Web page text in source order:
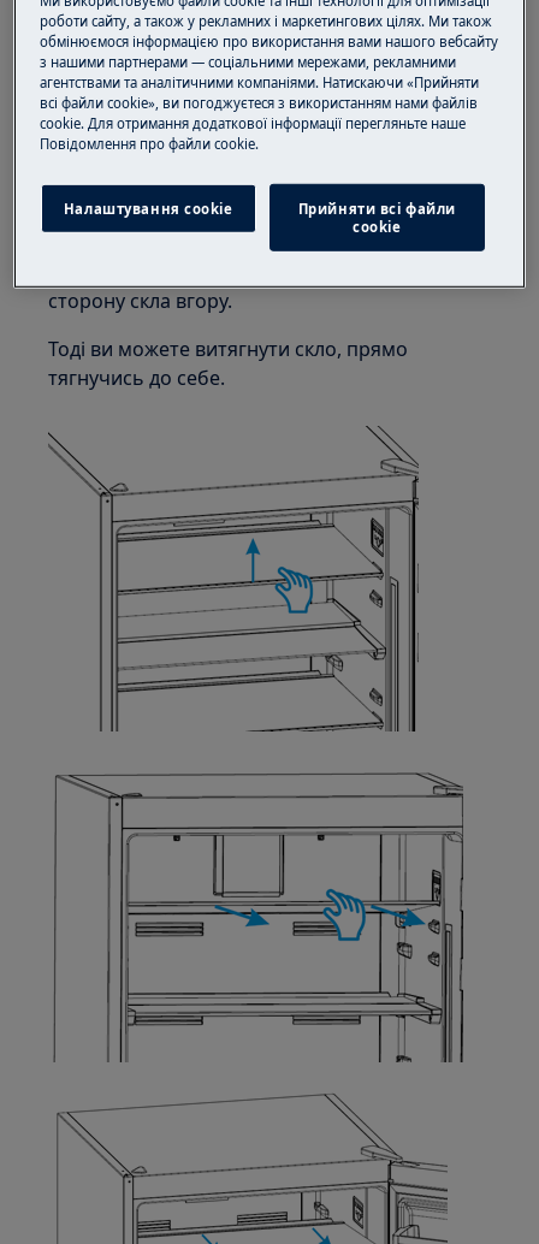
Завжди використовуйте захисні рукавички та
закрите взуття.
Зверніть увагу, що самостійний ремонт або
непрофесійний ремонт можуть мати наслідки
для безпеки, якщо їх не зробити належним
ЗМІНА СКЛЕНОЇ ПОЛКИ
сторону скла вгору.
Тоді ви можете витягнути скло, прямо
тягнучись до себе.
роботи сайту, а також у рекламних і маркетингових цілях. Ми також
обмінюємося інформацією про використання вами нашого вебсайту
з нашими партнерами — соціальними мережами, рекламними
агентствами та аналітичними компаніями. Натискаючи «Прийняти
всі файли cookie», ви погоджуєтеся з використанням нами файлів
cookie. Для отримання додаткової інформації перегляньте наше
Пoвідомлення прo файли cookie.
Налаштування cookie
Прийняти всі файли
сookie